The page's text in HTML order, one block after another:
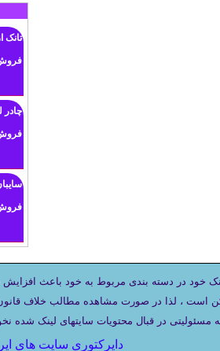
تانک
چادر
فروش
خود در دسته بندی مربوط به خود باعث
است ، لذا در صورت مشاهده مطالب خلاف
دایرکتوری سایت های